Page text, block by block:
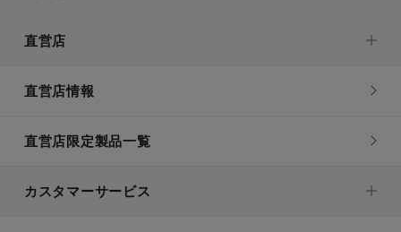
直営店
直営店情報
直営店限定製品一覧
カスタマーサービス